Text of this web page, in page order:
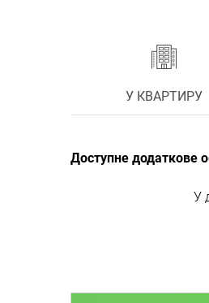
У КВАРТИРУ
Доступне додаткове
У